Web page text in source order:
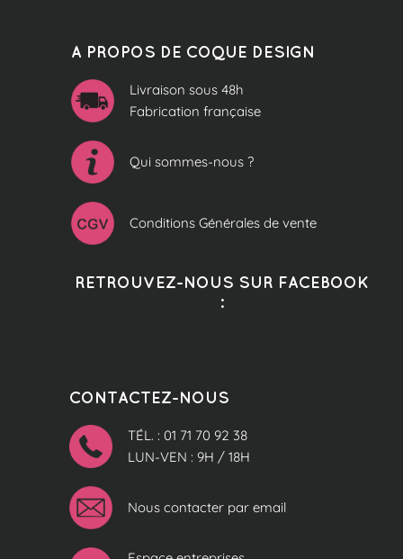
A PROPOS DE COQUE DESIGN
Livraison sous 48h
Fabrication française
Qui sommes-nous ?
Conditions Générales de vente
RETROUVEZ-NOUS SUR FACEBOOK
:
CONTACTEZ-NOUS
TÉL. : 01 71 70 92 38
LUN-VEN : 9H / 18H
Nous contacter par email